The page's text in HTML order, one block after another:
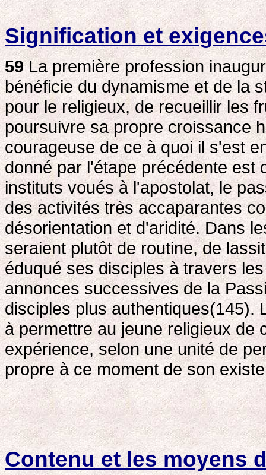
Signification et
59La première profession
bénéficie du dynamisme et de la
pour le religieux, de recueillir les
poursuivre sa propre croissance
courageuse de ce à quoi il s'est
donné par l'étape précédente est
instituts voués à l'apostolat, le
des activités très accaparantes
désorientation et d'aridité. Dans
seraient plutôt de routine, de
éduqué ses disciples à travers
annonces successives de la
disciples plus authentiques(145).
à permettre au jeune religieux de
expérience, selon une unité de
propre à ce moment de son
Contenu et les moyens